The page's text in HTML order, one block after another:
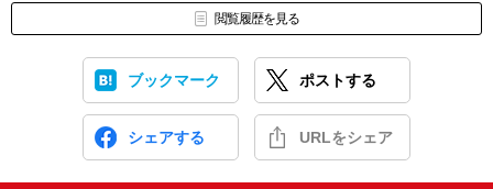
閲覧履歴を見る
ブックマーク ポストする
シェアする URLをシェア